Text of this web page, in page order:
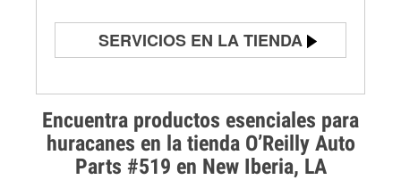
Encuentra productos esenciales para
huracanes en la tienda O’Reilly Auto
Parts #519 en New Iberia, LA
SERVICIOS EN LA TIENDA
Prueba de alternadores y
arrancadores
Revisión de la luz "Check Engine"